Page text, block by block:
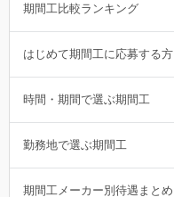
期間工比較ランキング
はじめて期間工に応募する方
時間・期間で選ぶ期間工
勤務地で選ぶ期間工
期間工メーカー別待遇まとめ